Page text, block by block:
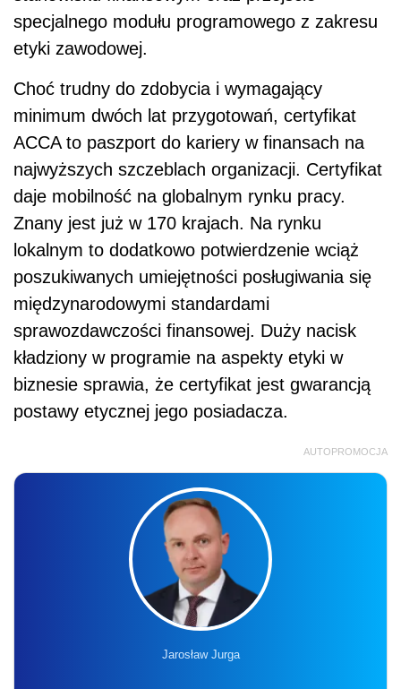
specjalnego modułu programowego z zakresu
etyki zawodowej.
Choć trudny do zdobycia i wymagający
minimum dwóch lat przygotowań, certyfikat
ACCA to paszport do kariery w finansach na
najwyższych szczeblach organizacji. Certyfikat
daje mobilność na globalnym rynku pracy.
Znany jest już w 170 krajach. Na rynku
lokalnym to dodatkowo potwierdzenie wciąż
poszukiwanych umiejętności posługiwania się
międzynarodowymi standardami
sprawozdawczości finansowej. Duży nacisk
kładziony w programie na aspekty etyki w
biznesie sprawia, że certyfikat jest gwarancją
postawy etycznej jego posiadacza.
AUTOPROMOCJA
Jarosław Jurga